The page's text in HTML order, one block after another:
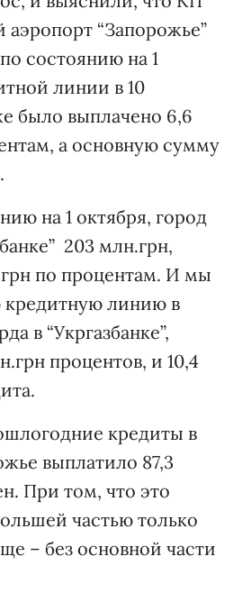
“Запорожье”
состоянию на 1
линии в 10
было выплачено 6,6
а основную сумму
на 1 октября, город
203 млн.грн,
по процентам. И мы
линию в
в “Укргазбанке”,
процентов, и 10,4
кредиты в
выплатило 87,3
При том, что это
частью только
– без основной части